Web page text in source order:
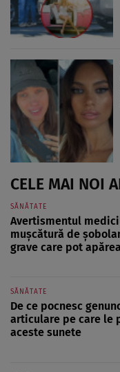
CELE MAI NOI
SĂNĂTATE
Avertismentul
mușcătură de
grave care pot
SĂNĂTATE
De ce pocnesc
articulare pe care le
aceste sunete